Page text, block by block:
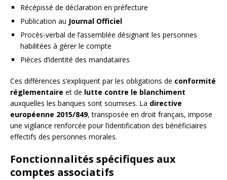
Récépissé de déclaration en préfecture
Publication au Journal Officiel
Procès-verbal de l’assemblée désignant les personnes
habilitées à gérer le compte
Pièces d’identité des mandataires
Ces différences s’expliquent par les obligations de conformité
réglementaire et de lutte contre le blanchiment
auxquelles les banques sont soumises. La directive
européenne 2015/849, transposée en droit français, impose
une vigilance renforcée pour l’identification des bénéficiaires
effectifs des personnes morales.
Fonctionnalités spécifiques aux
comptes associatifs